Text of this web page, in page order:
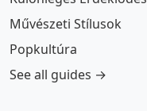
Művészeti Stílusok
Popkultúra
See all guides →